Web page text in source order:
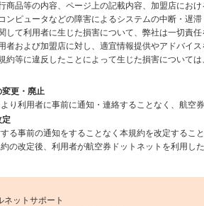
商品等の内容、ページ上の記載内容、加盟店にお
ンピュータなどの障害によるシステムの中断・遅
して利用者に生じた損害について、弊社は一切責
者および加盟店に対し、適宜情報提供やアドバイ
約等に違反したことによって生じた損害について
更・廃止
り利用者に事前に通知・連絡することなく、航
る事前の通知をすることなく本規約を改定する
の改定後、利用者が航空券ドットネットを利用
ネットサポート